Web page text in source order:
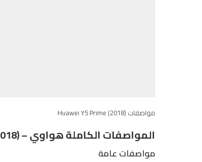
مواصفات Huawei Y5 Prime (2018)
المواصفات الكاملة هواوي – Huawei Y5 Prime (2018)
مواصفات عامة